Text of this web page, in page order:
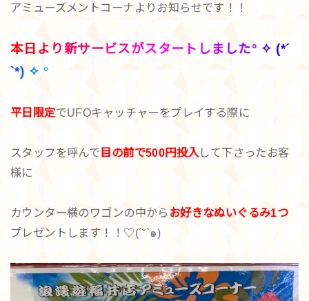
アミューズメントコーナよりお知らせです！！
本 日 よ り新サービスがスター ト しま した° ✧ (*´
`*) ✧ °
平日限定でUFOキャッチャーをプレイする際に
スタッフを呼んで 目の前で500円投入 して下さったお客
様に
カウンター横のワゴンの中から お好きなぬいぐるみ1つ
プレゼントします！！♡(´˘`๑)